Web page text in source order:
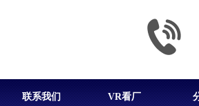
联系我们 VR看厂